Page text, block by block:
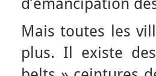
d’émancipation
Mais toutes les
plus. Il existe